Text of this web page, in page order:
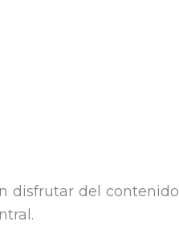
disfrutar del contenido